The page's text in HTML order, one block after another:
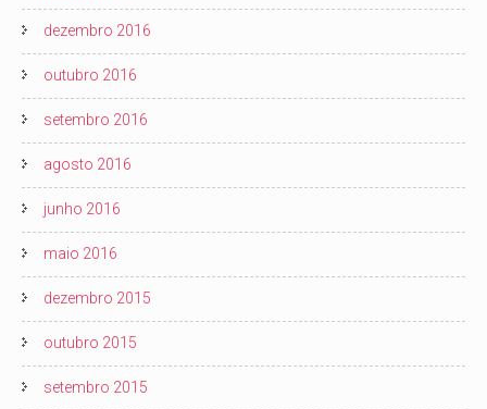
dezembro 2016
outubro 2016
setembro 2016
agosto 2016
junho 2016
maio 2016
dezembro 2015
outubro 2015
setembro 2015